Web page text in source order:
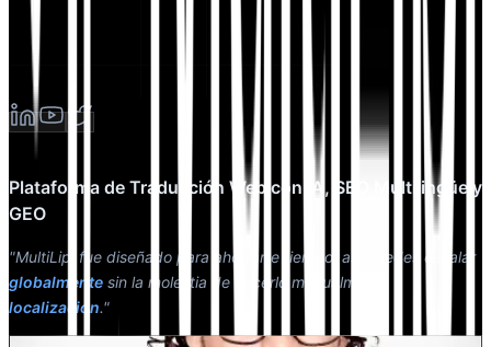
Plataforma de Traducción Web con IA, SEO Multilingüe y
GEO
"MultiLipi fue diseñado para ahorrarte tiempo, así puedes escalar
globalmente sin la molestia de hacerlo manualmente
localización."